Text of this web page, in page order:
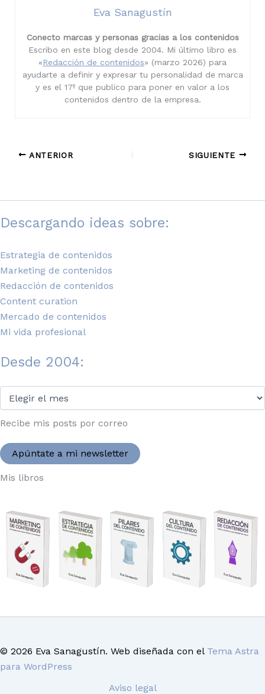
Eva Sanagustín
Conecto marcas y personas gracias a los contenidos
Escribo en este blog desde 2004. Mi último libro es
«Redacción de contenidos» (marzo 2026) para
ayudarte a definir y expresar tu personalidad de marca
y es el 17º que publico para poner en valor a los
contenidos dentro de la empresa.
ANTERIOR SIGUIENTE
Descargando ideas sobre:
Estrategia de contenidos
Marketing de contenidos
Redacción de contenidos
Content curation
Mercado de contenidos
Mi vida profesional
Desde 2004:
2004:
Recibe mis posts por correo
Apúntate a mi newsletter
Mis libros
© 2026 Eva Sanagustín. Web diseñada con el Tema Astra
para WordPress
Aviso legal